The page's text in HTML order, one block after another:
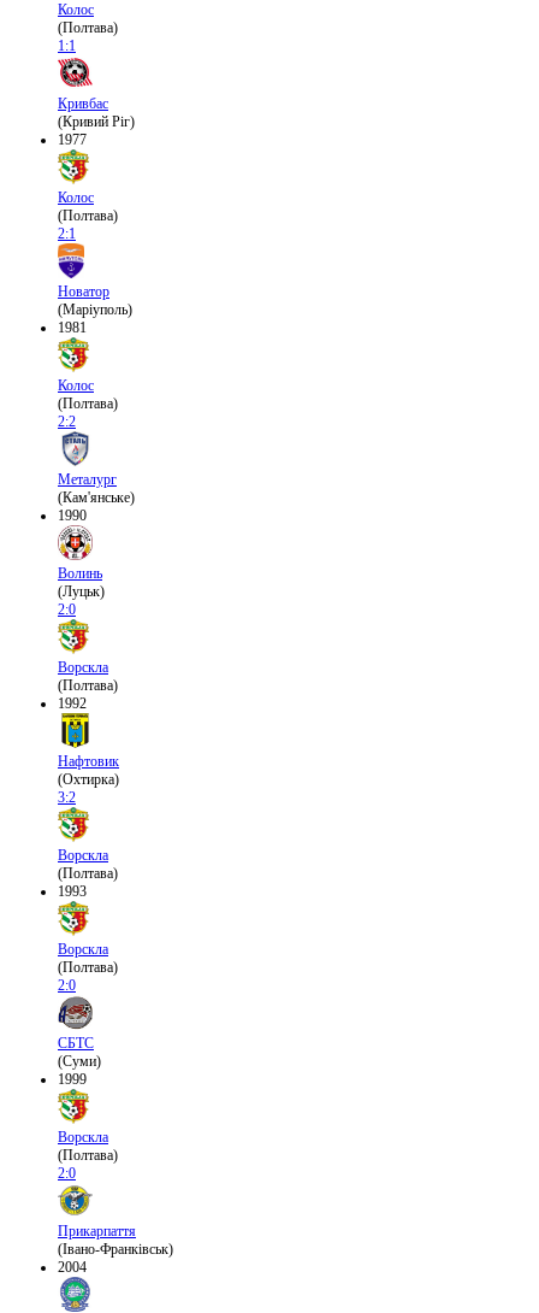
Колос
(Полтава)
1:1
Кривбас
(Кривий Ріг)
1977
Колос
(Полтава)
2:1
Новатор
(Маріуполь)
1981
Колос
(Полтава)
2:2
Металург
(Кам'янське)
1990
Волинь
(Луцьк)
2:0
Ворскла
(Полтава)
1992
Нафтовик
(Охтирка)
3:2
Ворскла
(Полтава)
1993
Ворскла
(Полтава)
2:0
СБТС
(Суми)
1999
Ворскла
(Полтава)
2:0
Прикарпаття
(Івано-Франківськ)
2004